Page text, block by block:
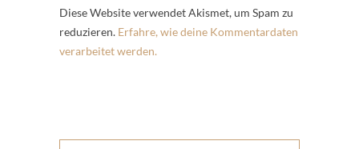
Diese Website verwendet Akismet, um Spam zu
reduzieren. Erfahre, wie deine Kommentardaten
verarbeitet werden.